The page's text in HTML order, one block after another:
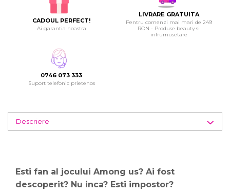
CADOUL PERFECT!
Ai garantia noastra
LIVRARE GRATUITA
Pentru comenzi mai mari de 249
RON - Produse beauty si
infrumusetare
0746 073 333
Suport telefonic prietenos
Descriere
Esti fan al jocului Among us? Ai fost
descoperit? Nu inca? Esti impostor?